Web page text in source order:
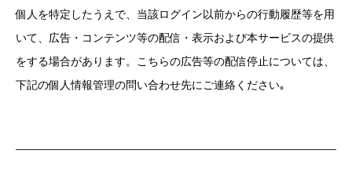
個人を特定したうえで、当該ログイン以前からの行動履歴等を用
いて、広告・コンテンツ等の配信・表示および本サービスの提供
をする場合があります。こちらの広告等の配信停止については、
下記の個人情報管理の問い合わせ先にご連絡ください｡